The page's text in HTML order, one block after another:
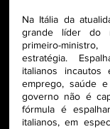
Na Itália da
grande líder do
primeiro-
estratégia.
italianos incautos
emprego, saúde
governo não é
fórmula é
italianos, em